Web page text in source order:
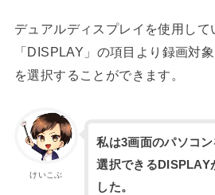
デュアルディスプレイを使用して
「DISPLAY」の項目より録画対
を選択することができます。
けいこぶ
私は3画面のパソコ
選択できるDISPLAY
した。